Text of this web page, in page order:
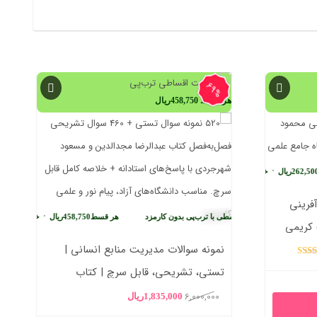
ریال • خرید قسطی با ترب‌پی بدون کارمزد
کریمی
1,050,000ریال
هر قسط458,750ریال 69%
هر قسط 458,750ریال • خرید قسطی با خرید قسطی با ترب‌پی بدون کارمزد
نمونه سوالات مدیریت منابع انسانی |
تستی، تشریحی، قابل سرچ | کتاب
مجدالدین و شهرجردی
6,000,000 قیمت
1,835,000ریالقیمت